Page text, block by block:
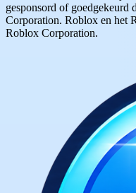
gesponsord of
Corporation. Roblox en het
Roblox Corporation.